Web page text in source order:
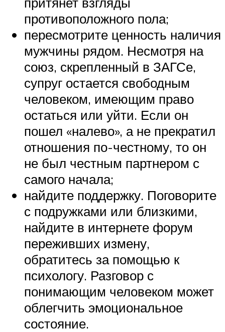
противоположного пола;
пересмотрите ценность наличия
мужчины рядом. Несмотря на
союз, скрепленный в ЗАГСе,
супруг остается свободным
человеком, имеющим право
остаться или уйти. Если он
пошел «налево», а не прекратил
отношения по-честному, то он
не был честным партнером с
самого начала;
найдите поддержку. Поговорите
с подружками или близкими,
найдите в интернете форум
переживших измену,
обратитесь за помощью к
психологу. Разговор с
понимающим человеком может
облегчить эмоциональное
состояние.